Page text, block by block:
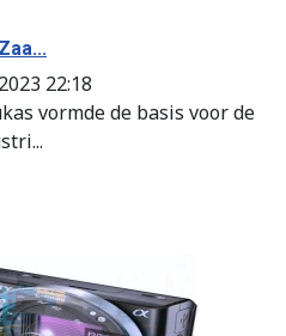
22:18
vormde de basis voor de